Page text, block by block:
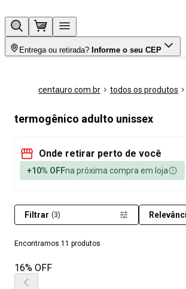
Entrega ou retirada? Informe o seu CEP
centauro.com.br todos os produtos
termogênico adulto unissex
Onde retirar perto de você
+10% OFFna próxima compra em loja
Encontramos 11 produtos
Filtrar (3)
16% OFF